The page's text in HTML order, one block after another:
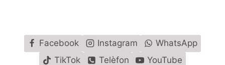
Facebook Instagram
WhatsApp
TikTok
Telèfon YouTube